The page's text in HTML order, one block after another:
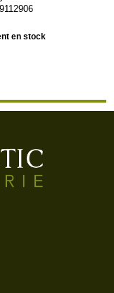
en stock